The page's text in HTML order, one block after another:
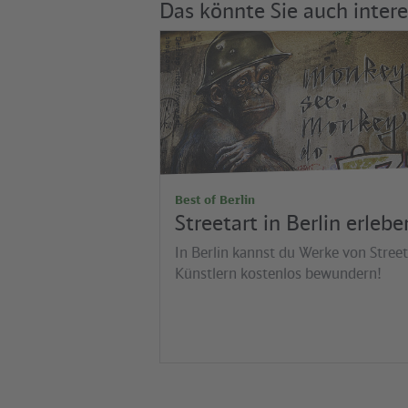
Das könnte Sie auch
©
D
e
f
s
h
o
p
- h
t
t
p
s
:/
/
w
w
w
.d
e
f
-
s
h
o
p
.c
o
m
/
Best of Berlin
Streetart in Berlin
In Berlin kannst du Werke von
Künstlern kostenlos bewundern!